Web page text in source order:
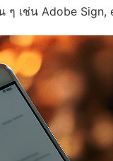
ๆ เช่น Adobe